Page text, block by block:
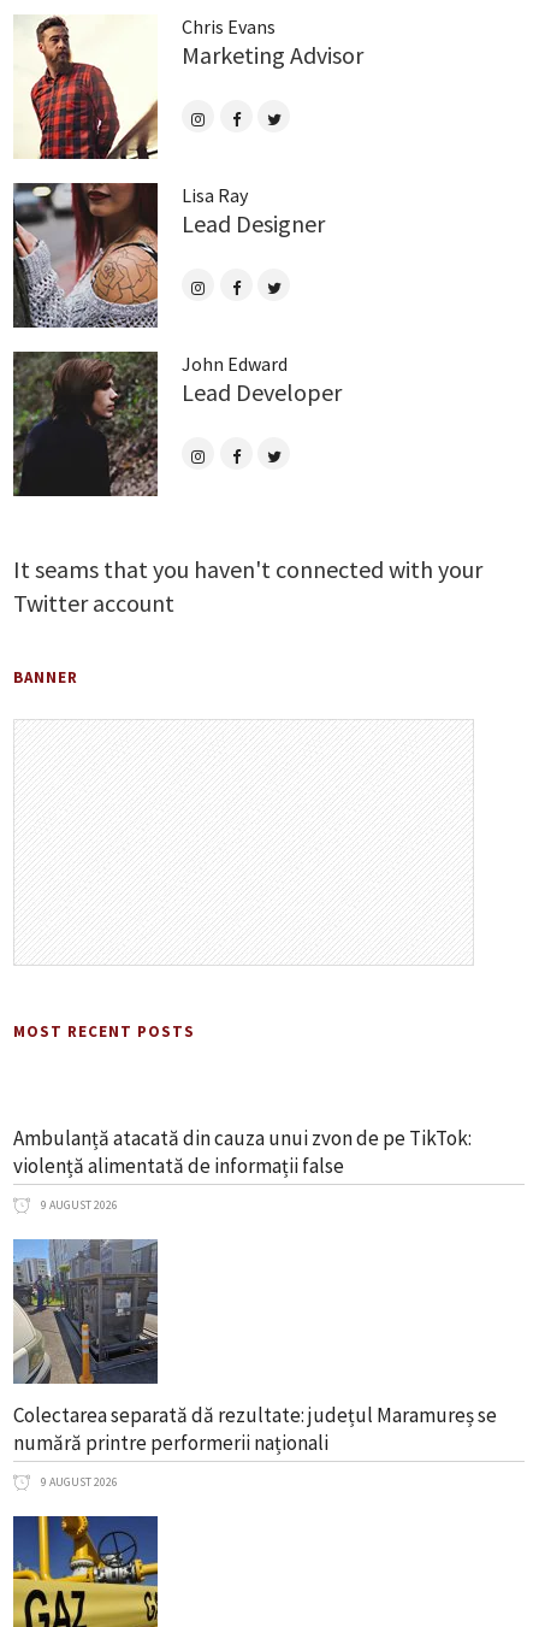
Chris Evans
Marketing Advisor
Lisa Ray
Lead Designer
John Edward
Lead Developer
It seams that you haven't connected with your
Twitter account
BANNER
MOST RECENT POSTS
Ambulanță atacată din cauza unui zvon de pe TikTok:
violență alimentată de informații false
9 AUGUST 2026
Colectarea separată dă rezultate: județul Maramureș se
numără printre performerii naționali
9 AUGUST 2026